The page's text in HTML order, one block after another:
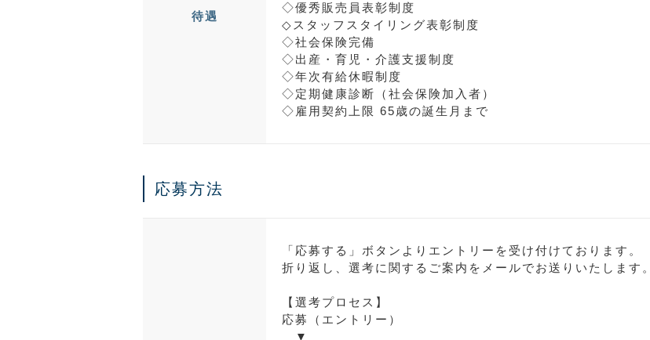
待遇
◇優秀販売員表彰制度
◇スタッフスタイリング表彰制度
◇社会保険完備
◇出産・育児・介護支援制度
◇年次有給休暇制度
◇定期健康診断（社会保険加入者）
◇雇用契約上限 65歳の誕生月まで
応募方法
「応募する」ボタンよりエントリーを受け付けております。
折り返し、選考に関するご案内をメールでお送りいたします。
【選考プロセス】
応募（エントリー）
▼